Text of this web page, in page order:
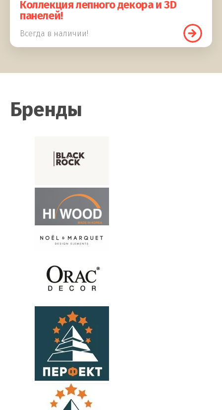
Коллекция лепного декора и 3D
панелей!
Всегда в наличии!
Бренды